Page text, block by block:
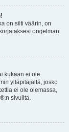
on silti väärin, on
ongelman.
kukaan ei ole
ylläpitäjältä, josko
ei ole olemassa,
®:n sivuilta.